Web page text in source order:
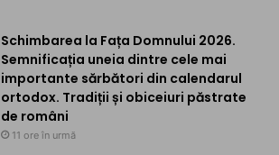
Schimbarea la Fața Domnului 2026.
Semnificația uneia dintre cele mai
importante sărbători din calendarul
ortodox. Tradiții și obiceiuri păstrate
de români
11 ore în urmă